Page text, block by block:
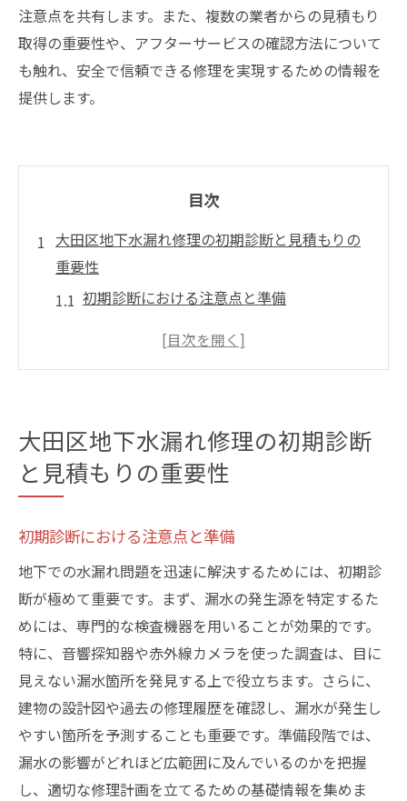
注意点を共有します。また、複数の業者からの見積もり
取得の重要性や、アフターサービスの確認方法について
も触れ、安全で信頼できる修理を実現するための情報を
提供します。
目次
大田区地下水漏れ修理の初期診断と見積もりの
重要性
初期診断における注意点と準備
信頼できる業者を見極めるポイント
初期診断の結果を基にした修理計画の立案
地下水漏れの原因特定と大田区での修理費用の
よくある地下水漏れの原因とその特徴
原因特定に必要なプロセスと方法
修理費用に影響を与える要因
大田区特有の修理工法とその価格帯
費用を抑えるための工夫とアイデア
修理費用の透明性を確保するために
大田区での地下水漏れ修理に関するよくある質
問とその解決策
修理期間中の居住環境への影響
大田区地下水漏れ修理の初期診断
と見積もりの重要性
初期診断における注意点と準備
地下での水漏れ問題を迅速に解決するためには、初期診
断が極めて重要です。まず、漏水の発生源を特定するた
めには、専門的な検査機器を用いることが効果的です。
特に、音響探知器や赤外線カメラを使った調査は、目に
見えない漏水箇所を発見する上で役立ちます。さらに、
建物の設計図や過去の修理履歴を確認し、漏水が発生し
やすい箇所を予測することも重要です。準備段階では、
漏水の影響がどれほど広範囲に及んでいるのかを把握
し、適切な修理計画を立てるための基礎情報を集めま